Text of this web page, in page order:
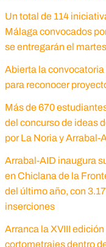
Un total de 114
Málaga convocados
se entregarán el
Abierta la
para reconocer
Más de 670
del concurso de ideas
por La Noria y Arrabal-
Arrabal-AID inaugura
en Chiclana de la
del último año, con
inserciones
Arranca la XVIII
cortometrajes dentro